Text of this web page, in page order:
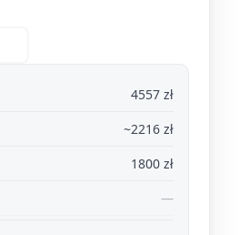
4557 zł
~2216 zł
1800 zł
—